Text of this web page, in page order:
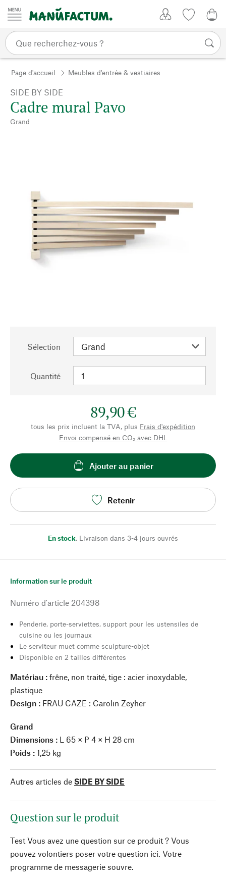
Passer au contenu
Page d'accueil Meubles d'entrée & vestiaires
SIDE BY SIDE
Cadre mural Pavo
Grand
Sélection
Quantité
89,90 €
tous les prix incluent la TVA, plus Frais d'expédition
Envoi compensé en CO₂ avec DHL
Ajouter au panier
Retenir
En stock, Livraison dans 3-4 jours ouvrés
Information sur le produit
Numéro d'article 204398
Penderie, porte-serviettes, support pour les ustensiles de
cuisine ou les journaux
Le serviteur muet comme sculpture-objet
Disponible en 2 tailles différentes
Matériau : frêne, non traité, tige : acier inoxydable,
plastique
Design : FRAU CAZE : Carolin Zeyher
Grand
Dimensions : L 65 × P 4 × H 28 cm
Poids : 1,25 kg
Autres articles de SIDE BY SIDE
Question sur le produit
Test Vous avez une question sur ce produit ? Vous
pouvez volontiers poser votre question ici. Votre
programme de messagerie souvre.